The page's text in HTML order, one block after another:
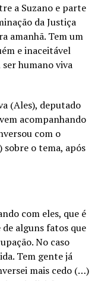
a Suzano e parte
da Justiça
amanhã. Tem um
e inaceitável
humano viva
(Ales), deputado
acompanhando
com o
sobre o tema, após
com eles, que é
alguns fatos que
No caso
Tem gente já
mais cedo (…)